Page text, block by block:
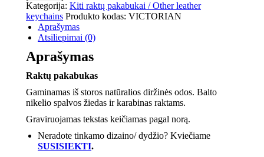
Kategorija: Kiti raktų pakabukai / Other leather
keychains Produkto kodas: VICTORIAN
Aprašymas
Atsiliepimai (0)
Aprašymas
Raktų pakabukas
Gaminamas iš storos natūralios diržinės odos. Balto
nikelio spalvos žiedas ir karabinas raktams.
Graviruojamas tekstas keičiamas pagal norą.
Neradote tinkamo dizaino/ dydžio? Kviečiame
SUSISIEKTI.